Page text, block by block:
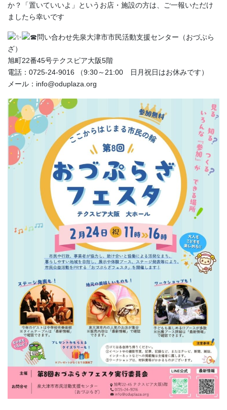
か？「置いていいよ」というお店・施設の方は、ご一報いただけ
ましたら幸いです
問い合わせ先泉大津市市民活動支援センター（おづぷら
ざ）
旭町22番45号テクスピア大阪5階
電話：0725-24-9016 （9:30～21:00 日月祝日はお休みです）
メール：info@oduplaza.org